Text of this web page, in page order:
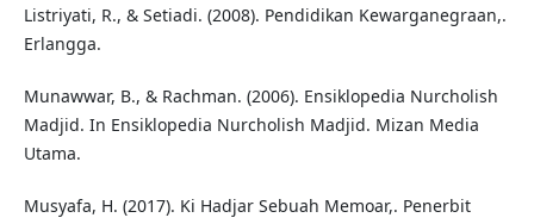
Listriyati, R., & Setiadi. (2008). Pendidikan Kewarganegraan,.
Erlangga.
Munawwar, B., & Rachman. (2006). Ensiklopedia Nurcholish
Madjid. In Ensiklopedia Nurcholish Madjid. Mizan Media
Utama.
Musyafa, H. (2017). Ki Hadjar Sebuah Memoar,. Penerbit